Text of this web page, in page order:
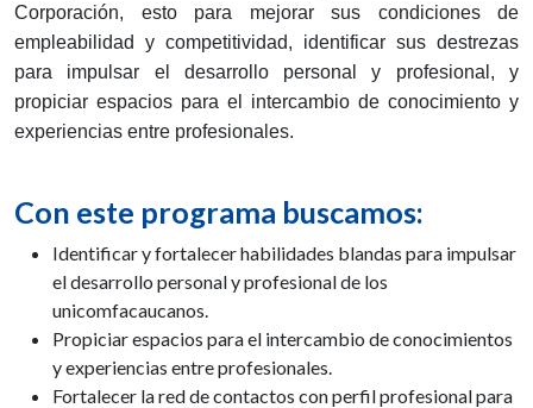
Corporación, esto para mejorar sus condiciones de
empleabilidad y competitividad, identificar sus destrezas
para impulsar el desarrollo personal y profesional, y
propiciar espacios para el intercambio de conocimiento y
experiencias entre profesionales.
Con este programa buscamos:
Identificar y fortalecer habilidades blandas para impulsar
el desarrollo personal y profesional de los
unicomfacaucanos.
Propiciar espacios para el intercambio de conocimientos
y experiencias entre profesionales.
Fortalecer la red de contactos con perfil profesional para